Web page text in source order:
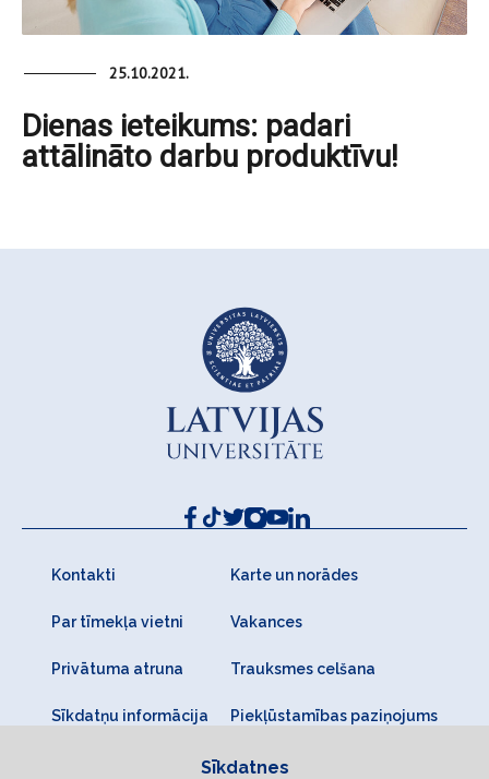
25.10.2021.
Dienas ieteikums: padari
attālināto darbu produktīvu!
Kontakti Karte un norādes
Par tīmekļa vietni Vakances
Privātuma atruna Trauksmes celšana
Sīkdatņu informācija Piekļūstamības paziņojums
Sīkdatnes